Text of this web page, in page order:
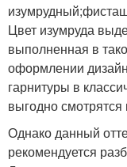
Цвет изумруда
выполненная в
оформлении
гарнитуры в
выгодно
Однако данный
рекомендуется